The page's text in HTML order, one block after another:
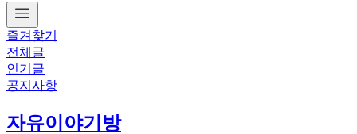
즐겨찾기
전체글
인기글
공지사항
자유이야기방